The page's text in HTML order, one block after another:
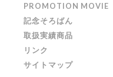
PROMOTION MOVIE
記念そろばん
取扱実績商品
リンク
サイトマップ